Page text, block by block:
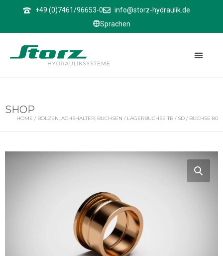
+49 (0)7461/96653-0
info@storz-hydraulik.de
Sprachen
SHOP
HOME / BOLZEN, ACHSHALTER, BUCHSEN / LAGERBUCHSE TB / SD / BUCHSE 80